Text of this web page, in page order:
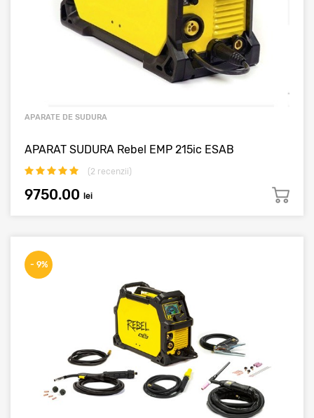
APARATE DE SUDURA
APARAT SUDURA Rebel EMP 215ic ESAB
(2 recenzii)
9750.00 lei
- 9%